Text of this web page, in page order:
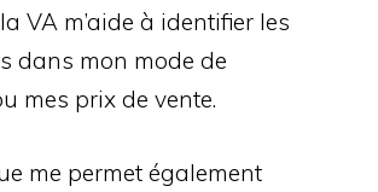
VA m’aide à identifier les
dans mon mode de
mes prix de vente.
me permet également